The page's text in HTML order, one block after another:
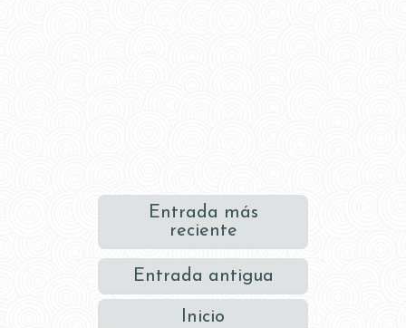
Entrada más
reciente
Entrada antigua
Inicio